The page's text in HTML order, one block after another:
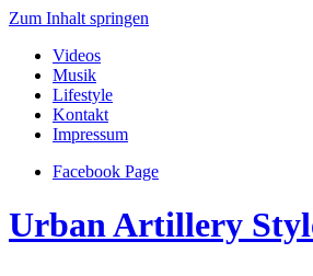
Zum Inhalt springen
Videos
Musik
Lifestyle
Kontakt
Impressum
Facebook Page
Urban Artillery